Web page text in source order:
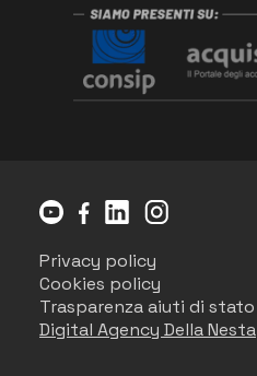
Privacy policy
Cookies policy
Trasparenza aiuti di stato
Digital Agency Della Nesta